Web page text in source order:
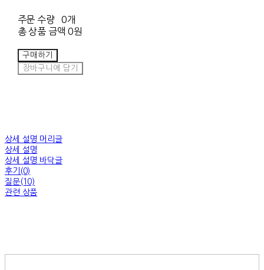
주문 수량
0개
총 상품 금액 0원
구매하기
장바구니에 담기
상세 설명 머리글
상세 설명
상세 설명 바닥글
후기(0)
질문(10)
관련 상품